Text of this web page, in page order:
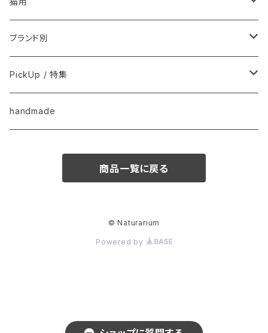
用品
フードおやつ
用品
ブランド別
Anima Strath
Animal Essentials
PickUp / 特集
換毛期におすすめ
handmade
商品一覧に戻る
© Naturarium
Powered by